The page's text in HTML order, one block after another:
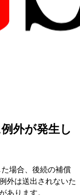
外が発生し
場合、後続の補償
外は送出されないた
ります。